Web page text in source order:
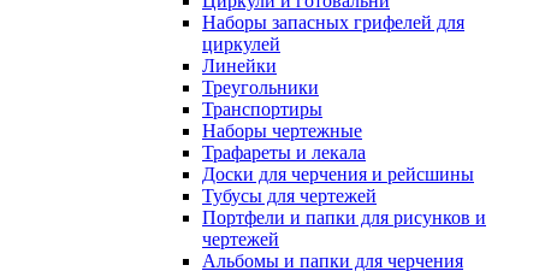
Наборы запасных грифелей для
циркулей
Линейки
Треугольники
Транспортиры
Наборы чертежные
Трафареты и лекала
Доски для черчения и рейсшины
Тубусы для чертежей
Портфели и папки для рисунков и
чертежей
Альбомы и папки для черчения